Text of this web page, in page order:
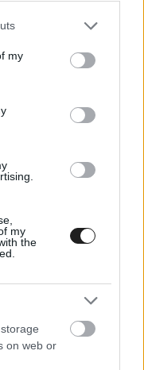
one or more Google
You may click to
third-party tags to
in below Google
my
my
the
on web or
Az
lépett
és mindenki
ami sikerült is,
pályán
Novalaktól és Olli
a mezőny
alakult ki az
előzni Jake